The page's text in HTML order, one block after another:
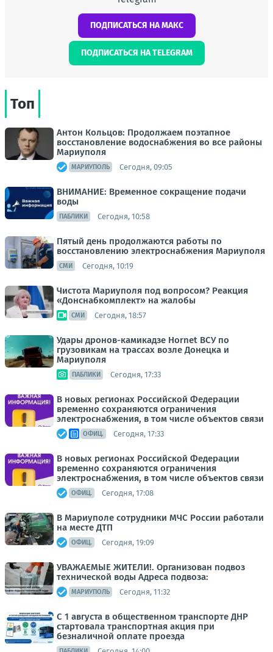
ПОДПИСАТЬСЯ НА МАКС
ПОДПИСАТЬСЯ НА TELEGRAM
Топ
Антон Кольцов: Продолжаем поэтапное
восстановление водоснабжения во все районы
Мариуполя
МАРИУПОЛЬ Сегодня, 09:05
ВНИМАНИЕ: Временное сокращение подачи
воды
ПАБЛИКИ Сегодня, 10:58
Пятый день продолжаются работы по
восстановлению электроснабжения Мариуполя
СМИ Сегодня, 10:19
Чистота Мариуполя под вопросом? Реакция
«Донснабкомплект» на жалобы
СМИ Сегодня, 18:57
Удары дронов-камикадзе Hornet ВСУ по
грузовикам на трассах возле Донецка и
Мариуполя
ПАБЛИКИ Сегодня, 17:33
В новых регионах Российской Федерации
временно сохраняются ограничения
электроснабжения, в том числе объектов связи
ОФИЦ. Сегодня, 17:33
В новых регионах Российской Федерации
временно сохраняются ограничения
электроснабжения, в том числе объектов связи
ОФИЦ. Сегодня, 17:08
В Мариуполе сотрудники МЧС России работали
на месте ДТП
ОФИЦ. Сегодня, 19:09
УВАЖАЕМЫЕ ЖИТЕЛИ!. Организован подвоз
технической воды Адреса подвоза:
МАРИУПОЛЬ Сегодня, 11:32
С 1 августа в общественном транспорте ДНР
стартовала транспортная акция при
безналичной оплате проезда